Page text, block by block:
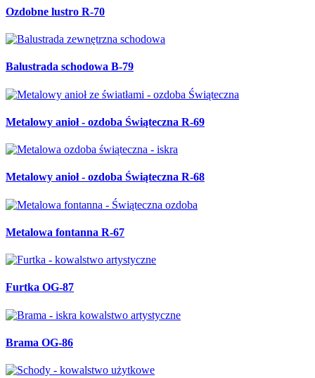
Ozdobne lustro R-70
Balustrada schodowa B-79
Metalowy anioł - ozdoba Świąteczna R-69
Metalowy anioł - ozdoba Świąteczna R-68
Metalowa fontanna R-67
Furtka OG-87
Brama OG-86